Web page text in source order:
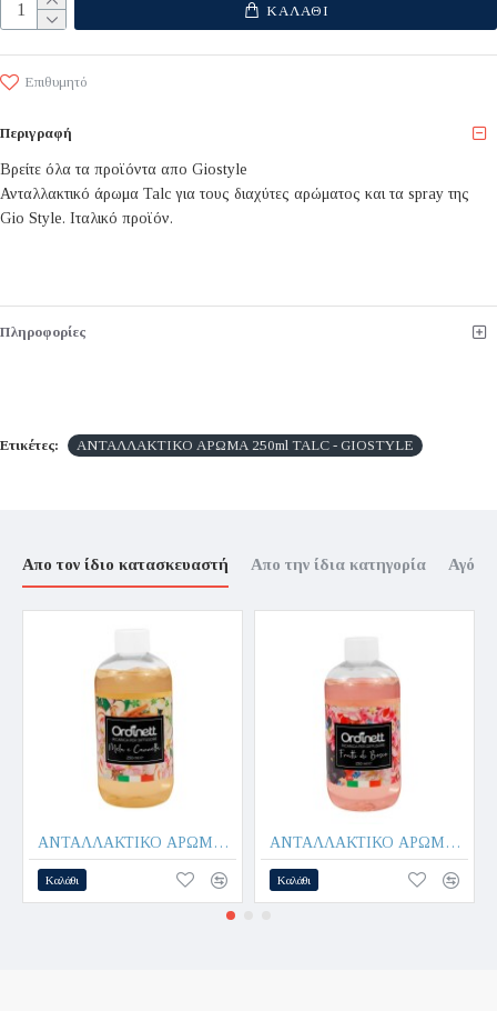
ΚΑΛΆΘΙ
Επιθυμητό
Περιγραφή
Βρείτε όλα τα προϊόντα απο Giostyle
Ανταλλακτικό άρωμα Talc για τους διαχύτες αρώματος και τα spray της
Gio Style. Ιταλικό προϊόν.
Πληροφορίες
Ετικέτες: ΑΝΤΑΛΛΑΚΤΙΚΟ ΑΡΩΜΑ 250ml TALC - GIOSTYLE
Απο τον ίδιο κατασκευαστή Απο την ίδια κατηγορία
ΑΝΤΑΛΛΑΚΤΙΚΟ ΑΡΩΜΑ 250ml APPLE & CINNAMON - GIOSTYLE
Καλάθι
ΑΝΤΑΛΛΑΚΤΙΚΟ ΑΡΩΜΑ 250ml BERRIES - GIOSTYLE
Καλάθι